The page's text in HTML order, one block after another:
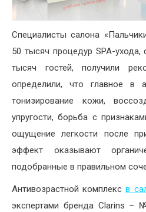
Специалисты салона
50 тысяч процедур SPA-
тысяч гостей, получили
определили, что главное в
тонизирование кожи,
упругости, борьба с
ощущение легкости после
эффект оказывают
подобранные в правильном
Антивозрастной комплексв
экспертами бренда Clarins –